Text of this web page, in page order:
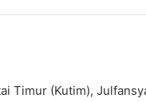
Timur (Kutim),